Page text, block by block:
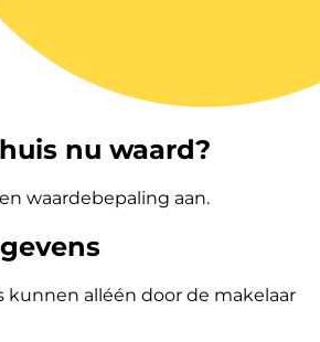
nu waard?
waardebepaling aan.
kunnen alléén door de makelaar